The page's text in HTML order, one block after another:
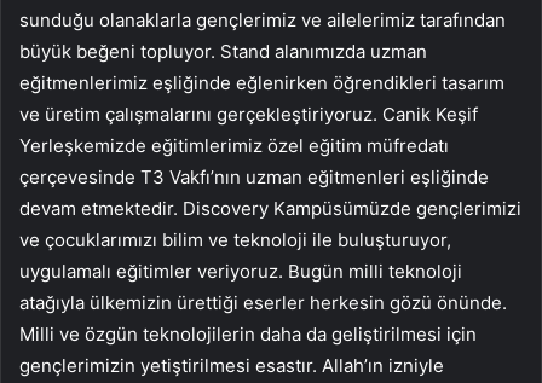
sunduğu olanaklarla gençlerimiz ve ailelerimiz tarafından
büyük beğeni topluyor. Stand alanımızda uzman
eğitmenlerimiz eşliğinde eğlenirken öğrendikleri tasarım
ve üretim çalışmalarını gerçekleştiriyoruz. Canik Keşif
Yerleşkemizde eğitimlerimiz özel eğitim müfredatı
çerçevesinde T3 Vakfı’nın uzman eğitmenleri eşliğinde
devam etmektedir. Discovery Kampüsümüzde gençlerimizi
ve çocuklarımızı bilim ve teknoloji ile buluşturuyor,
uygulamalı eğitimler veriyoruz. Bugün milli teknoloji
atağıyla ülkemizin ürettiği eserler herkesin gözü önünde.
Milli ve özgün teknolojilerin daha da geliştirilmesi için
gençlerimizin yetiştirilmesi esastır. Allah’ın izniyle